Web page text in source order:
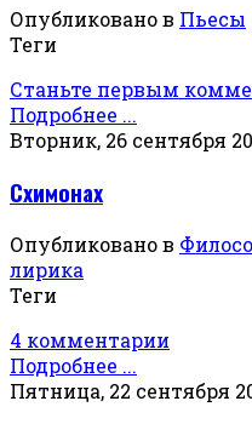
Опубликовано в Пьесы
Теги
Станьте первым
Подробнее ...
Вторник, 26 сентября
Схимонах
Опубликовано в
лирика
Теги
4 комментарии
Подробнее ...
Пятница, 22 сентября